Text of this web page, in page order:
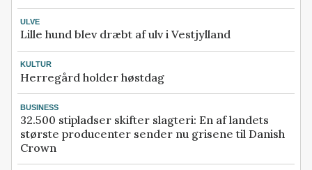
ULVE
Lille hund blev dræbt af ulv i Vestjylland
KULTUR
Herregård holder høstdag
BUSINESS
32.500 stipladser skifter slagteri: En af landets
største producenter sender nu grisene til Danish
Crown